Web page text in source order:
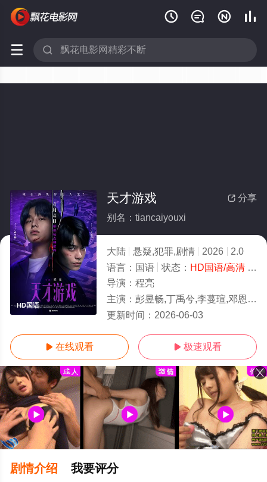
   
 
HD国语
 分享
天才游戏
别名：tiancaiyouxi
大陆 悬疑,犯罪,剧情 2026
2.0
语言： 国语 状态： HD国语/高清- 免费在线观看
导演： 程亮
主演： 彭昱畅,丁禹兮,李蔓瑄,邓恩熙,侯雯元
更新时间： 2026-06-03
 在线观看  极速观看
剧情介绍 我要评分